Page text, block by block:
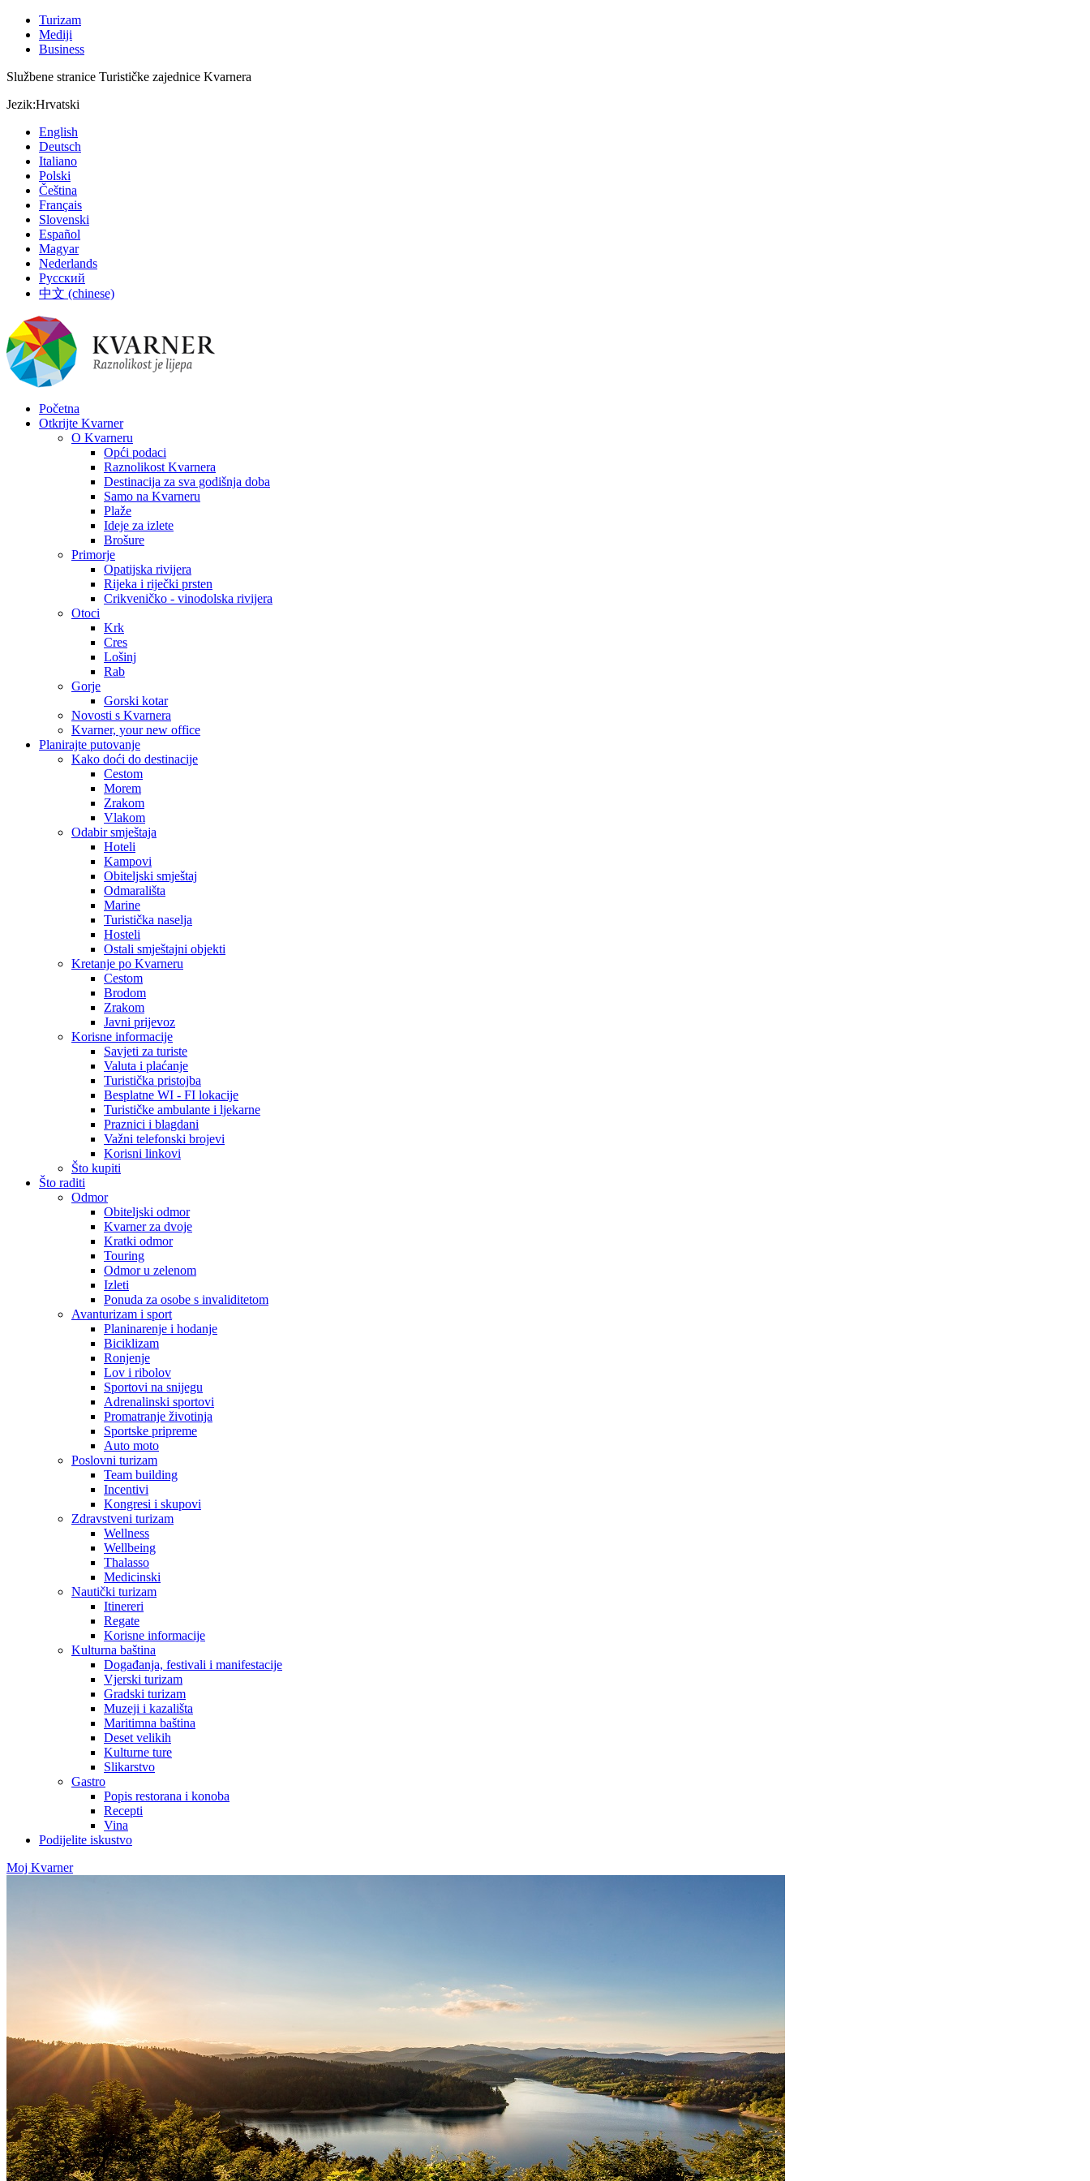
Turizam
Mediji
Business
Službene stranice Turističke zajednice Kvarnera
Jezik:Hrvatski
English
Deutsch
Italiano
Polski
Čeština
Français
Slovenski
Español
Magyar
Nederlands
Русский
中文 (chinese)
Početna
Otkrijte Kvarner
O Kvarneru
Opći podaci
Raznolikost Kvarnera
Destinacija za sva godišnja doba
Samo na Kvarneru
Plaže
Ideje za izlete
Brošure
Primorje
Opatijska rivijera
Rijeka i riječki prsten
Crikveničko - vinodolska rivijera
Otoci
Krk
Cres
Lošinj
Rab
Gorje
Gorski kotar
Novosti s Kvarnera
Kvarner, your new office
Planirajte putovanje
Kako doći do destinacije
Cestom
Morem
Zrakom
Vlakom
Odabir smještaja
Hoteli
Kampovi
Obiteljski smještaj
Odmarališta
Marine
Turistička naselja
Hosteli
Ostali smještajni objekti
Kretanje po Kvarneru
Cestom
Brodom
Zrakom
Javni prijevoz
Korisne informacije
Savjeti za turiste
Valuta i plaćanje
Turistička pristojba
Besplatne WI - FI lokacije
Turističke ambulante i ljekarne
Praznici i blagdani
Važni telefonski brojevi
Korisni linkovi
Što kupiti
Što raditi
Odmor
Obiteljski odmor
Kvarner za dvoje
Kratki odmor
Touring
Odmor u zelenom
Izleti
Ponuda za osobe s invaliditetom
Avanturizam i sport
Planinarenje i hodanje
Biciklizam
Ronjenje
Lov i ribolov
Sportovi na snijegu
Adrenalinski sportovi
Promatranje životinja
Sportske pripreme
Auto moto
Poslovni turizam
Team building
Incentivi
Kongresi i skupovi
Zdravstveni turizam
Wellness
Wellbeing
Thalasso
Medicinski
Nautički turizam
Itinereri
Regate
Korisne informacije
Kulturna baština
Događanja, festivali i manifestacije
Vjerski turizam
Gradski turizam
Muzeji i kazališta
Maritimna baština
Deset velikih
Kulturne ture
Slikarstvo
Gastro
Popis restorana i konoba
Recepti
Vina
Podijelite iskustvo
Moj Kvarner